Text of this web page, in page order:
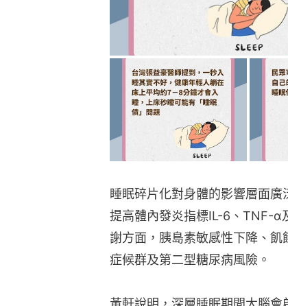
睡眠碎片化對身體的影響層面
提高體內發炎指標IL-6、TNF-α
謝方面，胰島素敏感性下降、
症候群及第二型糖尿病風險。